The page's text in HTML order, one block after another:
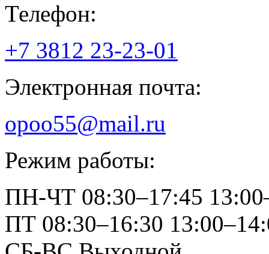
Телефон:
+7 3812 23-23-01
Электронная почта:
opoo55@mail.ru
Режим работы:
ПН-ЧТ 08:30–17:45
ПТ 08:30–16:30